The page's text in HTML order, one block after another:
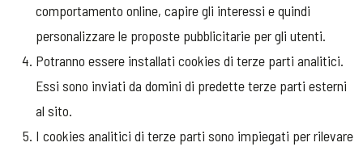
comportamento online, capire gli interessi e quindi
personalizzare le proposte pubblicitarie per gli utenti.
Potranno essere installati cookies di terze parti analitici.
Essi sono inviati da domini di predette terze parti esterni
al sito.
I cookies analitici di terze parti sono impiegati per rilevare